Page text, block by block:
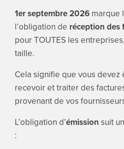
1er septembre 2026marque
l’obligation de réception des
pour TOUTES les
taille.
Cela signifie que vous
recevoir et traiter des
provenant de vos
L’obligation d’émission suit
: